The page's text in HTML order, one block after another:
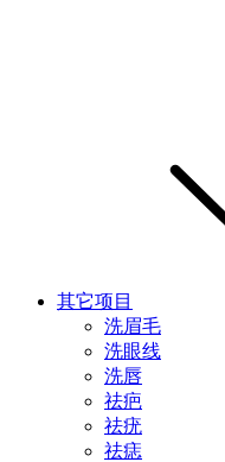
其它项目
洗眉毛
洗眼线
洗唇
祛疤
祛疣
祛痣